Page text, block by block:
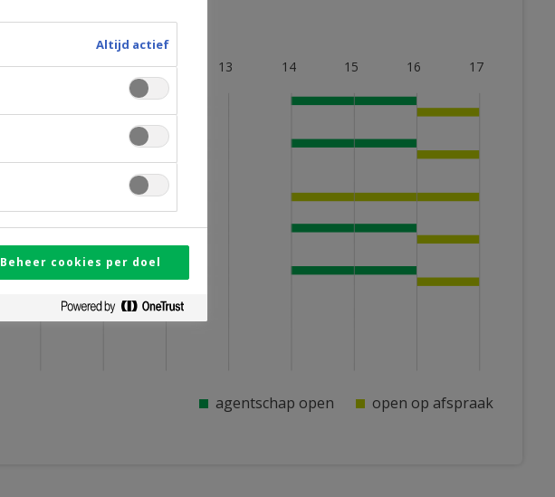
10 11 12 13 14 15 16 17
agentschap open open op afspraak
Altijd actief
Beheer cookies per doel